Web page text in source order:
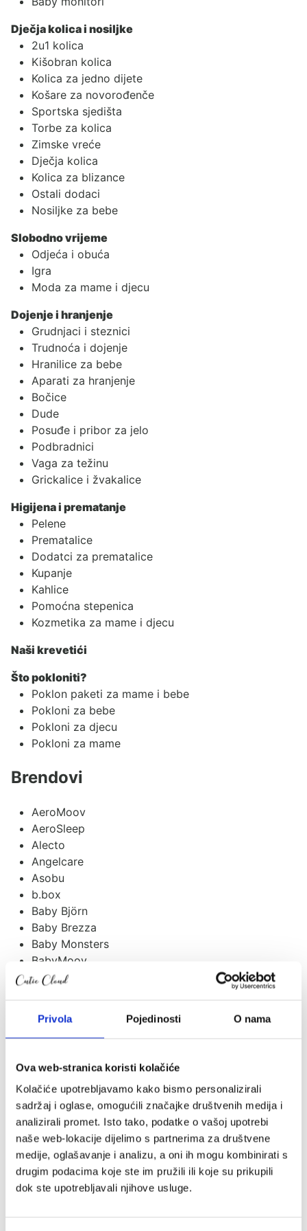
Privola Pojedinosti O nama
Ova web-stranica koristi kolačiće
Kolačiće upotrebljavamo kako bismo personalizirali
sadržaj i oglase, omogućili značajke društvenih medija i
analizirali promet. Isto tako, podatke o vašoj upotrebi
naše web-lokacije dijelimo s partnerima za društvene
medije, oglašavanje i analizu, a oni ih mogu kombinirati s
drugim podacima koje ste im pružili ili koje su prikupili
dok ste upotrebljavali njihove usluge.
Dječja kolica i nosiljke
2u1 kolica
Kišobran kolica
Kolica za jedno dijete
Košare za novorođenče
Sportska sjedišta
Torbe za kolica
Zimske vreće
Dječja kolica
Kolica za blizance
Ostali dodaci
Nosiljke za bebe
Slobodno vrijeme
Odjeća i obuća
Igra
Moda za mame i djecu
Dojenje i hranjenje
Grudnjaci i steznici
Trudnoća i dojenje
Hranilice za bebe
Aparati za hranjenje
Bočice
Dude
Posuđe i pribor za jelo
Podbradnici
Vaga za težinu
Grickalice i žvakalice
Higijena i prematanje
Pelene
Prematalice
Dodatci za prematalice
Kupanje
Kahlice
Pomoćna stepenica
Kozmetika za mame i djecu
Naši krevetići
Što pokloniti?
Poklon paketi za mame i bebe
Pokloni za bebe
Pokloni za djecu
Pokloni za mame
Brendovi
AeroMoov
AeroSleep
Alecto
Angelcare
Asobu
b.box
Baby Björn
Baby Brezza
Baby Monsters
BabyMoov
Balon
BeSafe
Bibs
Bugaboo
Carriwell
Ceba
Childhome
Citron
Coco
Cocoonababy
Cottonmoose